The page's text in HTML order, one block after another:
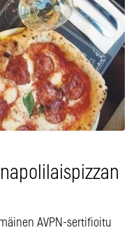
AVPN-sertifioitu